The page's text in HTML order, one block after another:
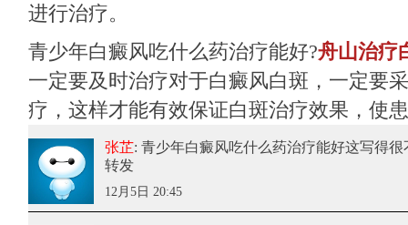
进行治疗。
青少年白癜风吃什么药治疗能好?舟山治疗
一定要及时治疗对于白癜风白斑，一定要
疗，这样才能有效保证白斑治疗效果，使
张芷: 青少年白癜风吃什么药治疗能好这写得很
转发
12月5日 20:45